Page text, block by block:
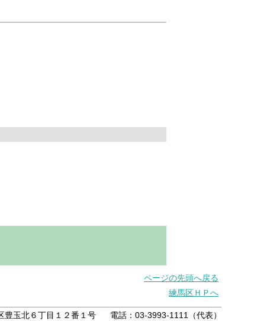
ページの先頭へ戻る
練馬区ＨＰへ
豊玉北６丁目１２番１号 電話：03-3993-1111（代表）